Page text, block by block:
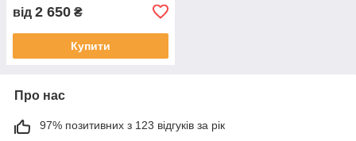
від 2 650 ₴
Купити
Про нас
97% позитивних з 123 відгуків за рік